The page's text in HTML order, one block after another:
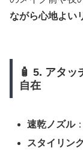
ながら心地よい
🧴 5. アタッ
自在
速乾ノズル
スタイリン